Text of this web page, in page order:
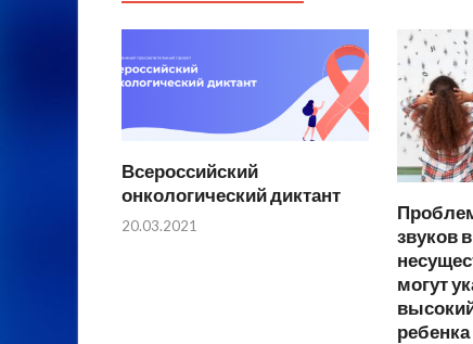
Всероссийский
онкологический диктант
20.03.2021
звуков
могут
ребенка